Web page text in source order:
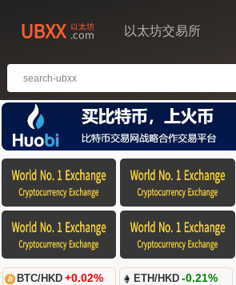
以太坊交易所
BTC/HKD +0.02% ETH/HKD -0.21%